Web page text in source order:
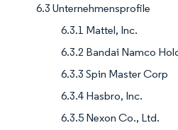
6.3 Unternehmensprofile
6.3.1 Mattel, Inc.
6.3.2 Bandai Namco
6.3.3 Spin Master Corp
6.3.4 Hasbro, Inc.
6.3.5 Nexon Co., Ltd.